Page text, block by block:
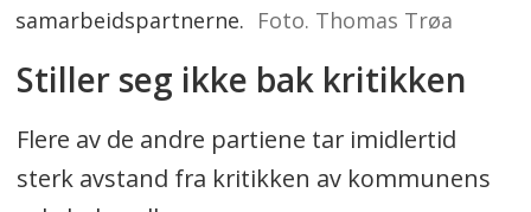
samarbeidspartnerne. Foto. Thomas Trøa
Stiller seg ikke bak kritikken
Flere av de andre partiene tar imidlertid
sterk avstand fra kritikken av kommunens